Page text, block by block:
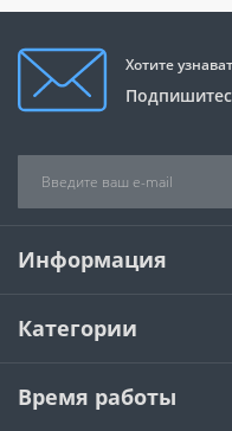
Хотите
Информация
Категории
Время работы